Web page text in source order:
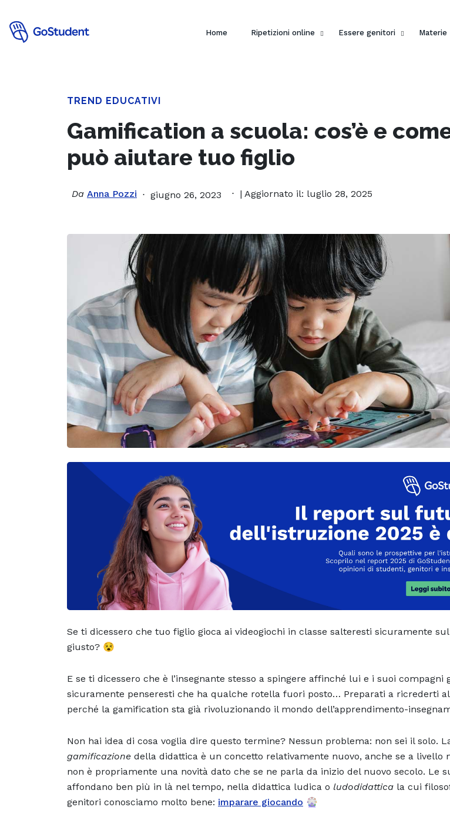
Home Ripetizioni online Essere genitori Materie
TREND EDUCATIVI
Gamification a scuola: cos’è e
può aiutare tuo figlio
Da Anna Pozzi giugno 26, 2023 | Aggiornato il: luglio 28, 2025
Se ti dicessero che tuo figlio gioca ai videogiochi in classe salteresti sicuramente
giusto? 😵
E se ti dicessero che è l’insegnante stesso a spingere affinché lui e i suoi compagni
sicuramente penseresti che ha qualche rotella fuori posto… Preparati a ricrederti
perché la gamification sta già rivoluzionando il mondo dell’apprendimento-
Non hai idea di cosa voglia dire questo termine? Nessun problema: non sei il solo.
gamificazione della didattica è un concetto relativamente nuovo, anche se a livello
non è propriamente una novità dato che se ne parla da inizio del nuovo secolo. Le
affondano ben più in là nel tempo, nella didattica ludica o ludodidattica la cui
genitori conosciamo molto bene: imparare giocando 🎡